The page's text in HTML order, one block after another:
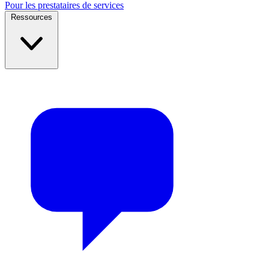
Pour les prestataires de services